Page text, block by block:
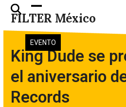
Skip
content
FILTER México
Open
mobile
menu
Close
mobile
menu
EVENTO
King Dude se
el aniversario
Records